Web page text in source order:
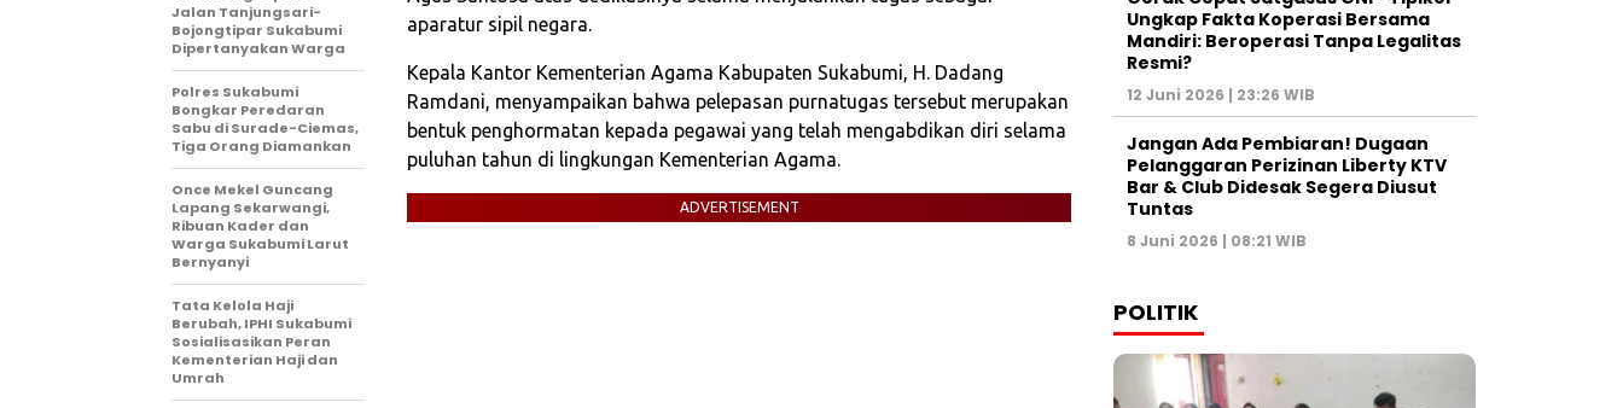
aparatur sipil negara.
Kepala Kantor Kementerian Agama Kabupaten Sukabumi, H. Dadang
Ramdani, menyampaikan bahwa pelepasan purnatugas tersebut merupakan
bentuk penghormatan kepada pegawai yang telah mengabdikan diri selama
puluhan tahun di lingkungan Kementerian Agama.
ADVERTISEMENT
Jalan Tanjungsari-
Bojongtipar Sukabumi
Dipertanyakan Warga
Polres Sukabumi
Bongkar Peredaran
Sabu di Surade-Ciemas,
Tiga Orang Diamankan
Once Mekel Guncang
Lapang Sekarwangi,
Ribuan Kader dan
Warga Sukabumi Larut
Bernyanyi
Tata Kelola Haji
Berubah, IPHI Sukabumi
Sosialisasikan Peran
Kementerian Haji dan
Umrah
Ungkap Fakta Koperasi Bersama
Mandiri: Beroperasi Tanpa Legalitas
Resmi?
12 Juni 2026 | 23:26 WIB
Jangan Ada Pembiaran! Dugaan
Pelanggaran Perizinan Liberty KTV
Bar & Club Didesak Segera Diusut
Tuntas
8 Juni 2026 | 08:21 WIB
POLITIK